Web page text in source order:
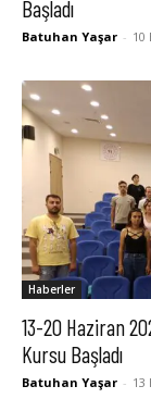
Başladı
Batuhan Yaşar - 10
Haberler
13-20 Haziran
Kursu Başladı
Batuhan Yaşar - 13